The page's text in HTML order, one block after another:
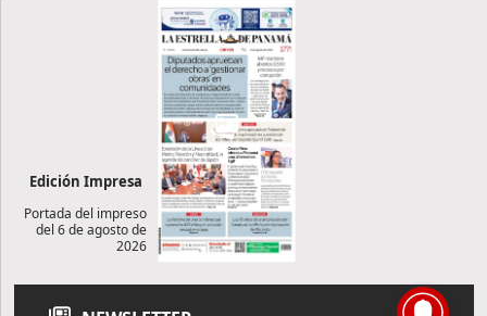
Edición Impresa
Portada del impreso
del 6 de agosto de
2026